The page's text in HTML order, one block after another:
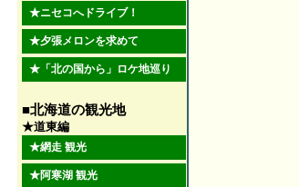
★ニセコへドライブ！
★夕張メロンを求めて
★ 「北の国から」ロケ地巡り
■北海道の観光地
★道東編
★網走 観光
★阿寒湖 観光